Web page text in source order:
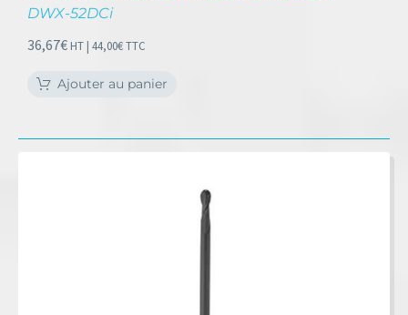
DWX-52DCi
36,67€ HT | 44,00€TTC
Ajouter au panier